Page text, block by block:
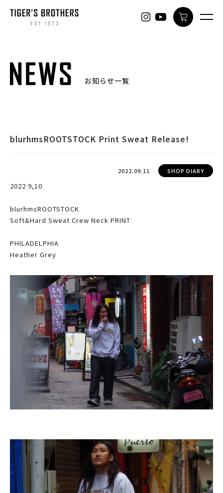
お知らせ一覧
blurhmsROOTSTOCK Print Sweat Release!
2022.09.11 SHOP DIARY
2022 9,10
blurhmsROOTSTOCK
Soft&Hard Sweat Crew Neck PRINT
PHILADELPHIA
Heather Grey